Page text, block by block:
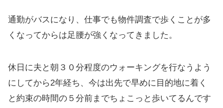
通勤がバスになり、仕事でも物件調査で歩くことが多
くなってからは足腰が強くなってきました。
休日に夫と朝３０分程度のウォーキングを行なうよう
にしてから2年経ち、今は出先で早めに目的地に着く
と約束の時間の５分前までちょこっと歩いてるんです